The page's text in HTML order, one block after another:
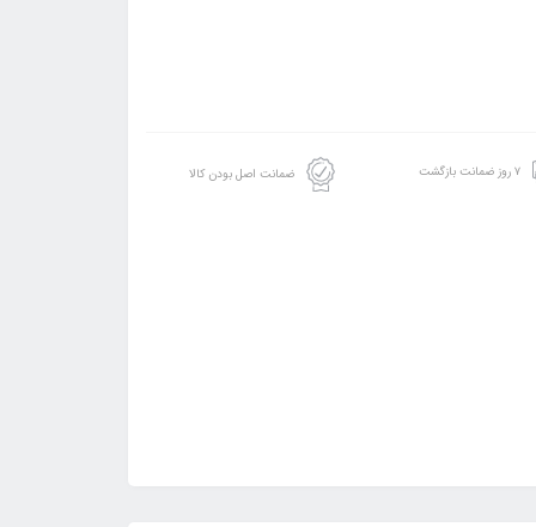
۷ روز ضمانت بازگشت ضمانت اصل بودن کالا